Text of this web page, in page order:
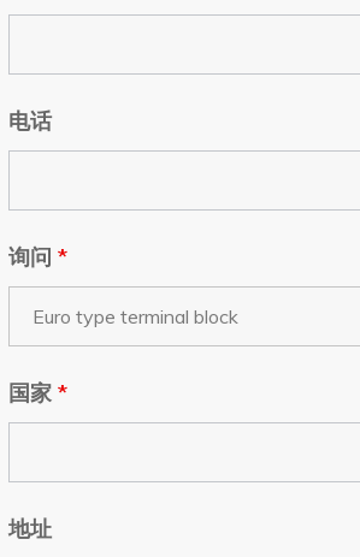
电话
询问 *
国家 *
地址